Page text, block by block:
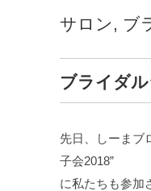
サロン , ブ
ブライダ
先日、しーまブ
子会2018”
に私たちも参加